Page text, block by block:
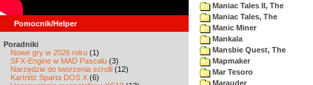
Pomocnik/Helper
Poradniki
Nowe gry w 2026 roku (1)
SFX-Engine w MAD Pascalu (3)
Narzędzie do tworzenia scrolli (12)
Kartridż Sparta DOS X (6)
Maniac Tales II, The
Maniac Tales, The
Manic Miner
Mankala
Mansbie Quest, The
Mapmaker
Mar Tesoro
Marauder